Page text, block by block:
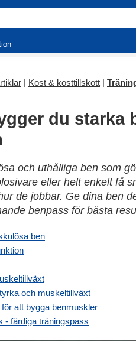
| Kost & kosttillskott |
du starka
och uthålliga ben som
eller helt enkelt få
de jobbar. Ge dina ben
benpass för bästa
ben
och muskeltillväxt
att bygga benmuskler
- färdiga träningspass